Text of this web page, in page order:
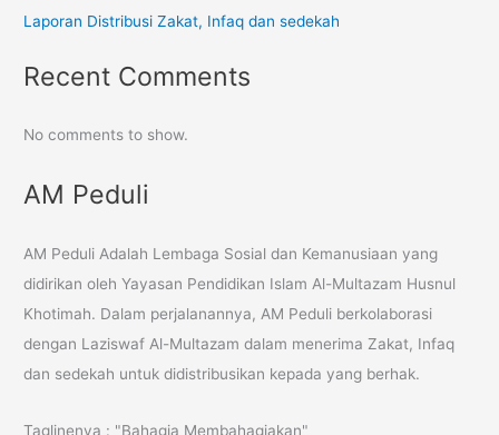
Laporan Distribusi Zakat, Infaq dan sedekah
Recent Comments
No comments to show.
AM Peduli
AM Peduli Adalah Lembaga Sosial dan Kemanusiaan yang
didirikan oleh Yayasan Pendidikan Islam Al-Multazam Husnul
Khotimah. Dalam perjalanannya, AM Peduli berkolaborasi
dengan Laziswaf Al-Multazam dalam menerima Zakat, Infaq
dan sedekah untuk didistribusikan kepada yang berhak.
Taglinenya : "Bahagia Membahagiakan"